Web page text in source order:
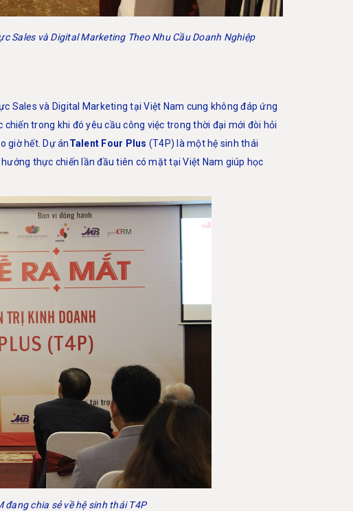
Sales và Digital Marketing Theo Nhu Cầu Doanh Nghiệp
Sales và Digital Marketing tại Việt Nam cung không đáp ứng
trong khi đó yêu cầu công việc trong thời đại mới đòi hỏi
giờ hết. Dự ánTalent Four Plus (T4P) là một hệ sinh thái
thực chiến lần đầu tiên có mặt tại Việt Nam giúp học
đang chia sẻ về hệ sinh thái T4P